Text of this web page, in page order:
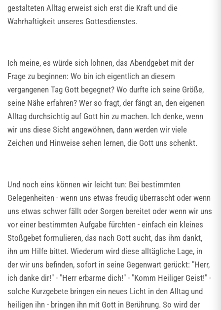
gestalteten Alltag erweist sich erst die Kraft und die
Wahrhaftigkeit unseres Gottesdienstes.
Ich meine, es würde sich lohnen, das Abendgebet mit der
Frage zu beginnen: Wo bin ich eigentlich an diesem
vergangenen Tag Gott begegnet? Wo durfte ich seine Größe,
seine Nähe erfahren? Wer so fragt, der fängt an, den eigenen
Alltag durchsichtig auf Gott hin zu machen. Ich denke, wenn
wir uns diese Sicht angewöhnen, dann werden wir viele
Zeichen und Hinweise sehen lernen, die Gott uns schenkt.
Und noch eins können wir leicht tun: Bei bestimmten
Gelegenheiten - wenn uns etwas freudig überrascht oder wenn
uns etwas schwer fällt oder Sorgen bereitet oder wenn wir uns
vor einer bestimmten Aufgabe fürchten - einfach ein kleines
Stoßgebet formulieren, das nach Gott sucht, das ihm dankt,
ihn um Hilfe bittet. Wiederum wird diese alltägliche Lage, in
der wir uns befinden, sofort in seine Gegenwart gerückt: "Herr,
ich danke dir!" - "Herr erbarme dich!" - "Komm Heiliger Geist!" -
solche Kurzgebete bringen ein neues Licht in den Alltag und
heiligen ihn - bringen ihn mit Gott in Berührung. So wird der